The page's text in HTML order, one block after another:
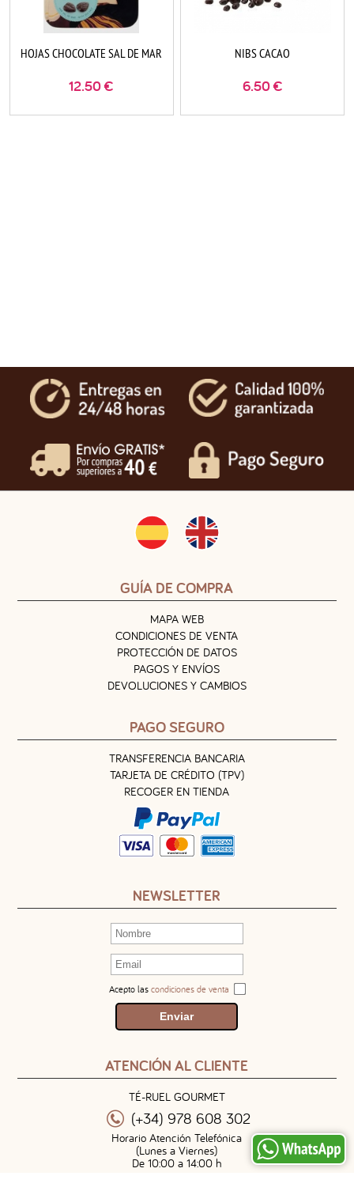
HOJAS CHOCOLATE SAL DE MAR
12.50€
NIBS CACAO
6.50€
GUÍA DE COMPRA
MAPA WEB
CONDICIONES DE VENTA
PROTECCIÓN DE DATOS
PAGOS Y ENVÍOS
DEVOLUCIONES Y CAMBIOS
PAGO SEGURO
TRANSFERENCIA BANCARIA
TARJETA DE CRÉDITO (TPV)
RECOGER EN TIENDA
NEWSLETTER
Acepto las condiciones de venta
ATENCIÓN AL CLIENTE
TÉ-RUEL GOURMET
(+34) 978 608 302
Horario Atención Telefónica
(Lunes a Viernes)
De 10:00 a 14:00 h